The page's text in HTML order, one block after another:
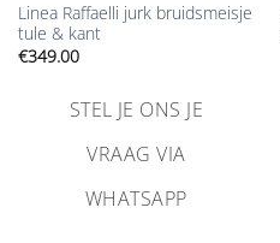
Linea Raffaelli jurk bruidsmeisje
tule & kant
€349.00
STEL JE ONS JE
VRAAG VIA
WHATSAPP